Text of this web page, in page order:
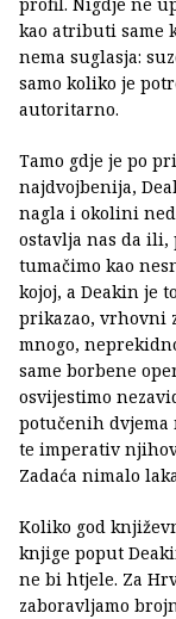
profil. Nigdje ne
kao atributi same
nema suglasja:
samo koliko je
autoritarno.
Tamo gdje je po
najdvojbenija,
nagla i okolini
ostavlja nas da ili,
tumačimo kao
kojoj, a Deakin je
prikazao, vrhovni
mnogo,
same borbene
osvijestimo
potučenih dvjema
te imperativ
Zadaća nimalo
Koliko god
knjige poput
ne bi htjele. Za
zaboravljamo